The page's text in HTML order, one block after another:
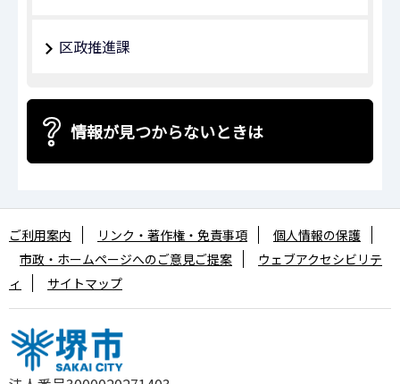
区政推進課
情報が見つからないときは
ご利用案内 リンク・著作権・免責事項
個人情報の保護
市政・ホームページへのご意見ご提案
ウェブアクセシビリテ
ィ
サイトマップ